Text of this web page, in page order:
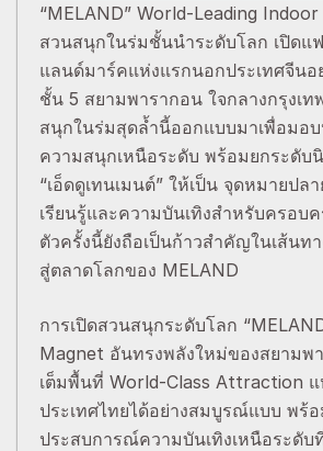
“MELAND” World-Leading
สวนสนุกในร่มชั้นนำระดับโลก เปิดแ
แลนด์มาร์คแห่งแรกนอกประเทศจีน
ชั้น 5 สยามพารากอน ใจกลางกรุงเ
สนุกในร่มสุดล้ำนี้ออกแบบมาเพื่อมอ
ความสนุกเหนือระดับ พร้อมยกระดับ
“เอ็ดดูเทนเมนต์” ให้เป็น จุดหมายปล
เรียนรู้และความบันเทิงสำหรับครอบค
ตัวครั้งนี้ยังถือเป็นก้าวสำคัญในเส้นท
สู่ตลาดโลกของ MELAND
การเปิดสวนสนุกระดับโลก
Magnet อันทรงพลังใหม่ของสยามพ
เต็มพื้นที่ World-Class Attraction แ
ประเทศไทยได้อย่างสมบูรณ์แบบ พร้
ประสบการณ์ความบันเทิงเหนือระดั